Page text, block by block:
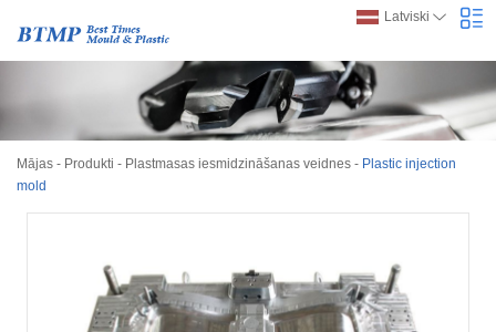
Latviski
Mājas - Produkti - Plastmasas iesmidzināšanas veidnes - Plastic injection
mold